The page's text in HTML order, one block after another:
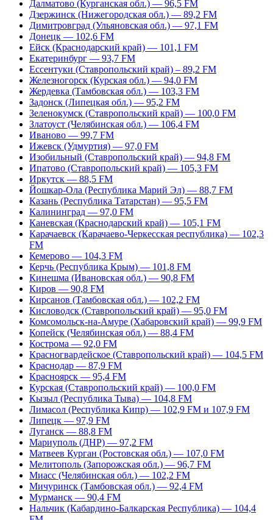
Далматово (Курганская обл.) — 96,5 FM
Дзержинск (Нижегородская обл.) — 89,2 FM
Димитровград (Ульяновская обл.) — 97,1 FM
Донецк — 102,6 FM
Ейск (Краснодарский край) — 101,1 FM
Екатеринбург — 93,7 FM
Ессентуки (Ставропольский край) – 89,2 FM
Железногорск (Курская обл.) — 94,0 FM
Жердевка (Тамбовская обл.) — 103,3 FM
Задонск (Липецкая обл.) — 95,2 FM
Зеленокумск (Ставропольский край) — 100,0 FM
Златоуст (Челябинская обл.) — 106,4 FM
Иваново — 99,7 FM
Ижевск (Удмуртия) — 97,0 FM
Изобильный (Ставропольский край) — 94,8 FM
Ипатово (Ставропольский край) — 105,3 FM
Иркутск — 88,5 FM
Йошкар-Ола (Республика Марий Эл) — 88,7 FM
Казань (Республика Татарстан) — 95,5 FM
Калининград — 97,0 FM
Каневская (Краснодарский край) — 105,1 FM
Карачаевск (Карачаево-Черкесская республика) — 102,3
FM
Кемерово — 104,3 FM
Керчь (Республика Крым) — 101,8 FM
Кинешма (Ивановская обл.) — 90,8 FM
Киров — 90,8 FM
Кирсанов (Тамбовская обл.) — 102,2 FM
Кисловодск (Ставропольский край) — 95,0 FM
Комсомольск-на-Амуре (Хабаровский край) — 99,9 FM
Копейск (Челябинская обл.) — 88,4 FM
Кострома — 92,0 FM
Красногвардейское (Ставропольский край) — 104,5 FM
Краснодар — 87,9 FM
Красноярск — 95,4 FM
Курская (Ставропольский край) — 100,0 FM
Кызыл (Республика Тыва) — 104,8 FM
Лимасол (Республика Кипр) — 102,9 FM и 107,9 FM
Липецк — 97,9 FM
Луганск — 88,8 FM
Мариуполь (ДНР) — 97,2 FM
Матвеев Курган (Ростовская обл.) — 107,0 FM
Мелитополь (Запорожская обл.) — 96,7 FM
Миасс (Челябинская обл.) — 102,2 FM
Мичуринск (Тамбовская обл.) — 92,4 FM
Мурманск — 90,4 FM
Нальчик (Кабардино-Балкарская Республика) — 104,4